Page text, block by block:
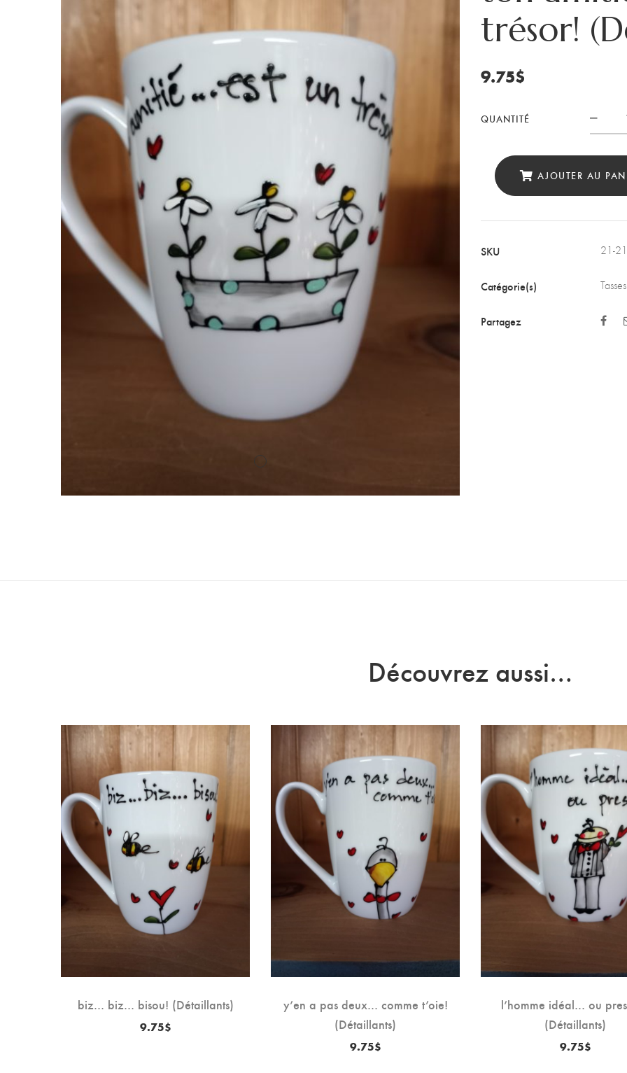
trésor!
9.75$
QUANTITÉ
trésor!
AJOUTER AU
SKU 21-21
Catégorie(s) Tasses
Partagez
Découvrez aussi…
biz… biz… bisou! (Détaillants)
9.75$
y’en a pas deux… comme t’oie!
(Détaillants)
9.75$
l’homme idéal… ou
(Détaillants)
9.75$